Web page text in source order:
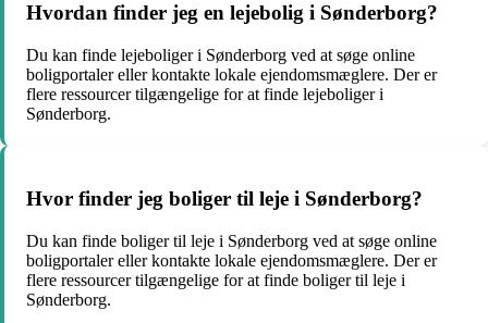
Hvordan finder jeg en lejebolig i Sønderborg?
Du kan finde lejeboliger i Sønderborg ved at søge online
boligportaler eller kontakte lokale ejendomsmæglere. Der er
flere ressourcer tilgængelige for at finde lejeboliger i
Sønderborg.
Hvor finder jeg boliger til leje i Sønderborg?
Du kan finde boliger til leje i Sønderborg ved at søge online
boligportaler eller kontakte lokale ejendomsmæglere. Der er
flere ressourcer tilgængelige for at finde boliger til leje i
Sønderborg.